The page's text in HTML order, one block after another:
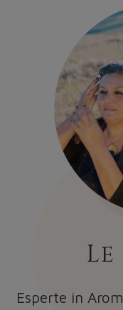
Esperte in